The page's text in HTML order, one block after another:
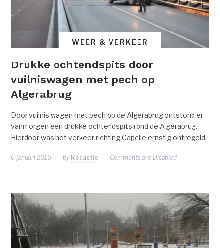
WEER & VERKEER
Drukke ochtendspits door
vuilniswagen met pech op
Algerabrug
Door vuilnis wagen met pech op de Algerabrug ontstond er
vanmorgen een drukke ochtendspits rond de Algerabrug.
Hierdoor was het verkeer richting Capelle ernstig ontregeld.
6 januari 2016 by Redactie Comments are Disabled